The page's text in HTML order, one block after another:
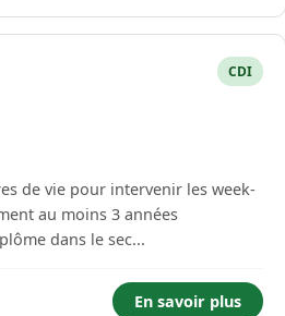
CDI
de vie pour intervenir les week-
au moins 3 années
dans le sec...
En savoir plus